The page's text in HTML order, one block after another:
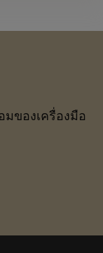
ของเครื่องมือ